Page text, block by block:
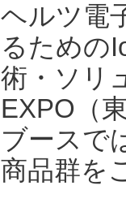
ヘルツ電
るための
術・ソリ
EXPO（
ブースで
商品群を